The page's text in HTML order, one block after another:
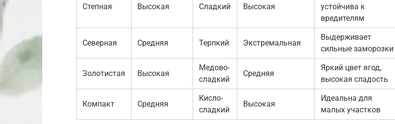
Степная Высокая Сладкий Высокая
устойчива к
вредителям
Северная Средняя Терпкий Экстремальная
Выдерживает
сильные заморозки
Золотистая Высокая
Медово-
сладкий
Средняя
Яркий цвет ягод,
высокая сладость
Компакт Средняя
Кисло-
сладкий
Высокая
Идеальна для
малых участков